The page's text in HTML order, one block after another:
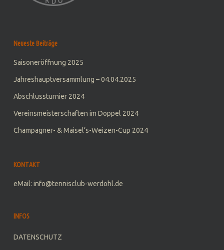
Neueste Beiträge
Saisoneröffnung 2025
Jahreshauptversammlung – 04.04.2025
Abschlussturnier 2024
Vereinsmeisterschaften im Doppel 2024
Champagner- & Maisel‘s-Weizen-Cup 2024
KONTAKT
eMail: info@tennisclub-werdohl.de
INFOS
DATENSCHUTZ